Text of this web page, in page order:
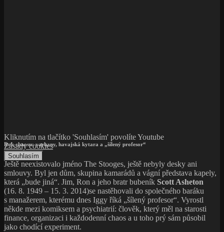
Kliknutím na tlačítko 'Souhlasím' povolíte Youtube
Zásady cookies
Souhlasím
Rok chaosu: varhany, havajská kytara a „šílený profesor“
Ještě neexistovalo jméno The Stooges, ještě nebyly desky ani
smlouvy. Byl jen dům, skupina kamarádů a vágní představa kapely,
která „bude jiná“. Jim, Ron a jeho bratr bubeník Scott Asheton
(16. 8. 1949 – 15. 3. 2014)se nastěhovali do společného baráku
s manažerem, kterému dnes Iggy říká „šílený profesor“. Vyrostl
někde mezi komiksem a psychiatrií: člověk, který měl na starosti
finance, organizaci i každodenní chaos a u toho prý sám působil
jako chodící experiment.